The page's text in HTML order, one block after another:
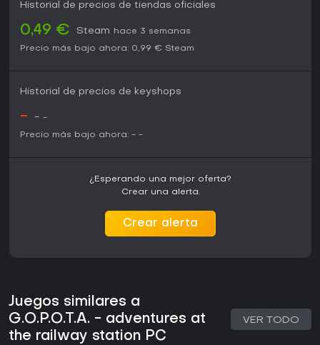
Historial de precios de tiendas oficiales
0,49 € Steam
hace 3 semanas
Precio más bajo ahora: 0,99 € Steam
Historial de precios de keyshops
- - -
Precio más bajo ahora: - -
¿Esperando una mejor oferta?
Crear una alerta.
Crear alerta
Juegos similares a
G.O.P.O.T.A. - adventures at
the railway station PC
VER TODO